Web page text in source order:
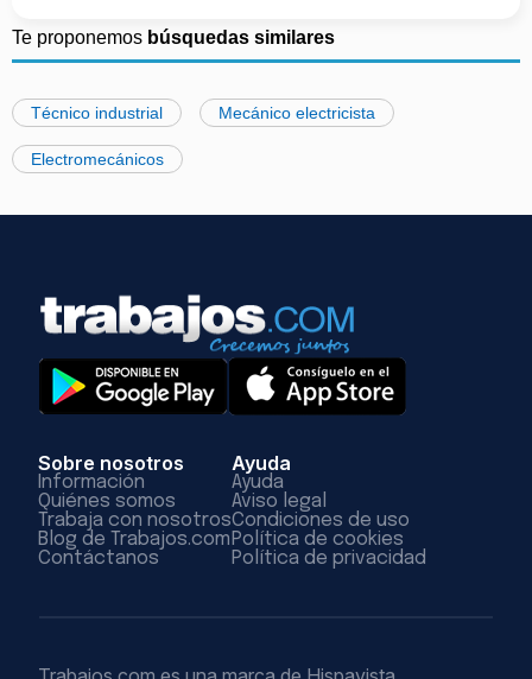
Te proponemos búsquedas similares
Técnico industrial Mecánico electricista
Electromecánicos
Sobre nosotros
Información
Quiénes somos
Trabaja con nosotros
Blog de Trabajos.com
Contáctanos
Ayuda
Ayuda
Aviso legal
Condiciones de uso
Política de cookies
Política de privacidad